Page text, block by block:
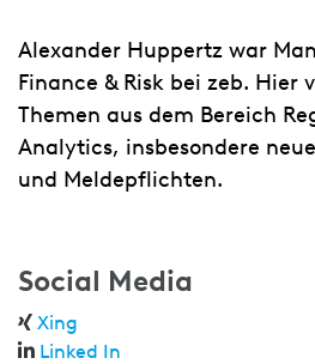
Alexander Huppertz war
Finance & Risk bei zeb. Hier
Themen aus dem Bereich
Analytics, insbesondere
und Meldepflichten.
Social Media
Xing
Linked In